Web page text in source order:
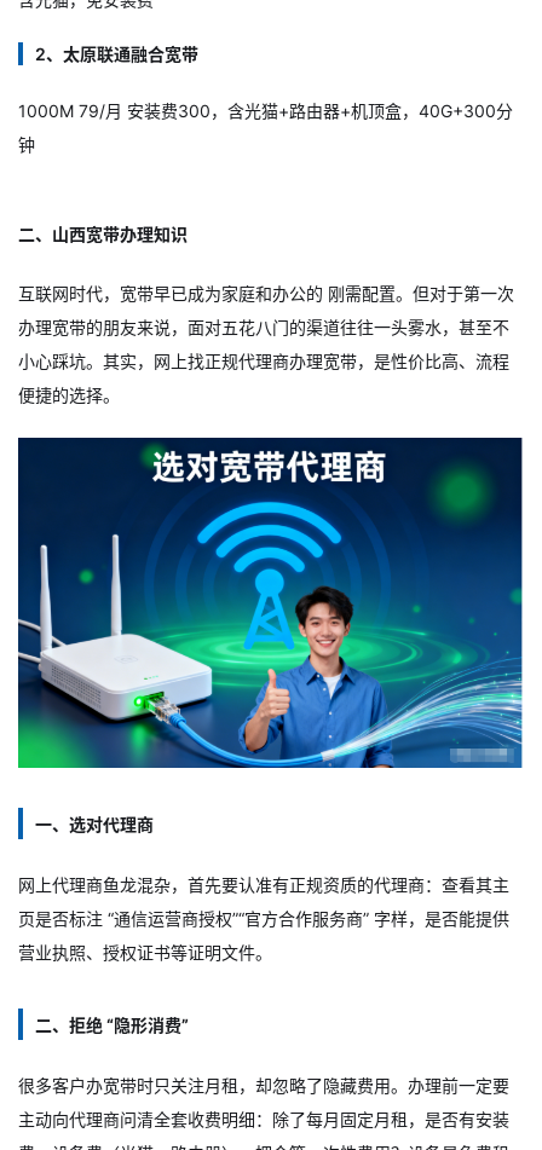
2、太原联通融合宽带
1000M 79/月 安装费300，含光猫+路由器+机顶盒，40G+300分
钟
二、山西宽带办理知识
互联网时代，宽带早已成为家庭和办公的 刚需配置。但对于第一次
办理宽带的朋友来说，面对五花八门的渠道往往一头雾水，甚至不
小心踩坑。其实，网上找正规代理商办理宽带，是性价比高、流程
便捷的选择。
一、选对代理商
网上代理商鱼龙混杂，首先要认准有正规资质的代理商：查看其主
页是否标注 “通信运营商授权”“官方合作服务商” 字样，是否能提供
营业执照、授权证书等证明文件。
二、拒绝 “隐形消费”
很多客户办宽带时只关注月租，却忽略了隐藏费用。办理前一定要
主动向代理商问清全套收费明细：除了每月固定月租，是否有安装